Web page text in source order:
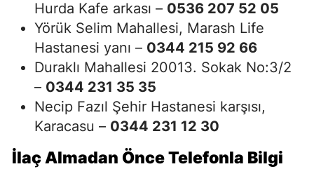
Hurda Kafe arkası – 0536 207 52 05
Yörük Selim Mahallesi, Marash Life
Hastanesi yanı – 0344 215 92 66
Duraklı Mahallesi 20013. Sokak No:3/2
– 0344 231 35 35
Necip Fazıl Şehir Hastanesi karşısı,
Karacasu – 0344 231 12 30
İlaç Almadan Önce Telefonla Bilgi